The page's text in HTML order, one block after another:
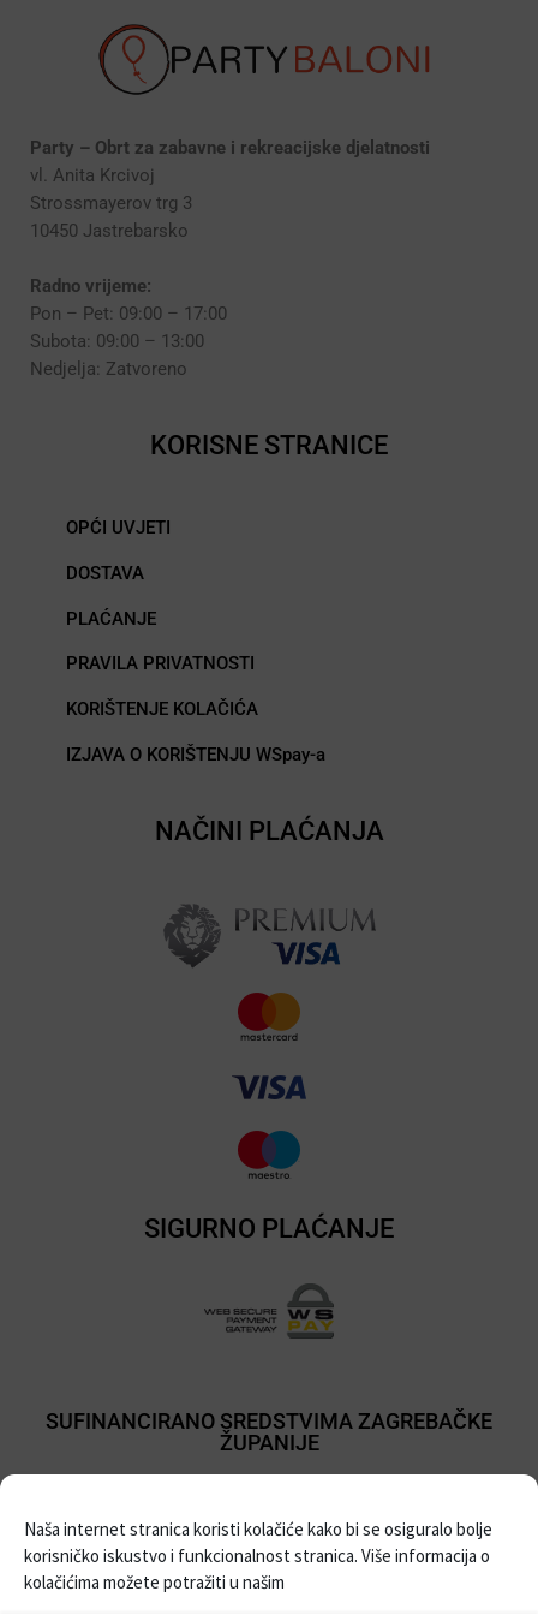
Naša internet stranica koristi kolačiće kako bi se osiguralo bolje
korisničko iskustvo i funkcionalnost stranica. Više informacija o
kolačićima možete potražiti u našim
Party – Obrt za zabavne i rekreacijske djelatnosti
vl. Anita Krcivoj
Strossmayerov trg 3
10450 Jastrebarsko
Radno vrijeme:
Pon – Pet: 09:00 – 17:00
Subota: 09:00 – 13:00
Nedjelja: Zatvoreno
KORISNE STRANICE
OPĆI UVJETI
DOSTAVA
PLAĆANJE
PRAVILA PRIVATNOSTI
KORIŠTENJE KOLAČIĆA
IZJAVA O KORIŠTENJU WSpay-a
NAČINI PLAĆANJA
SIGURNO PLAĆANJE
SUFINANCIRANO SREDSTVIMA ZAGREBAČKE
ŽUPANIJE